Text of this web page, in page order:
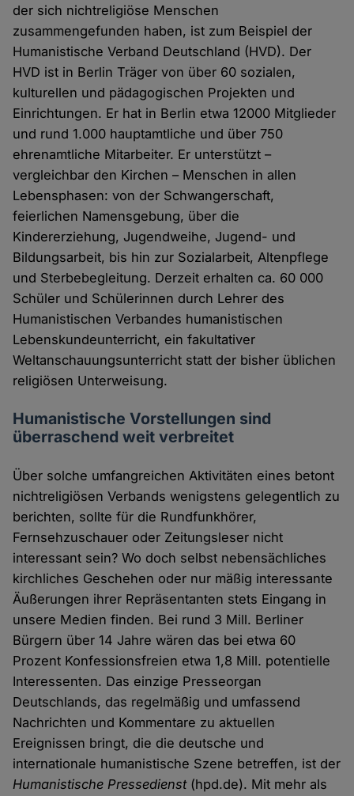
der sich nichtreligiöse Menschen
zusammengefunden haben, ist zum Beispiel der
Humanistische Verband Deutschland (HVD). Der
HVD ist in Berlin Träger von über 60 sozialen,
kulturellen und pädagogischen Projekten und
Einrichtungen. Er hat in Berlin etwa 12000 Mitglieder
und rund 1.000 hauptamtliche und über 750
ehrenamtliche Mitarbeiter. Er unterstützt –
vergleichbar den Kirchen – Menschen in allen
Lebensphasen: von der Schwangerschaft,
feierlichen Namensgebung, über die
Kindererziehung, Jugendweihe, Jugend- und
Bildungsarbeit, bis hin zur Sozialarbeit, Altenpflege
und Sterbebegleitung. Derzeit erhalten ca. 60 000
Schüler und Schülerinnen durch Lehrer des
Humanistischen Verbandes humanistischen
Lebenskundeunterricht, ein fakultativer
Weltanschauungsunterricht statt der bisher üblichen
religiösen Unterweisung.
Humanistische Vorstellungen sind
überraschend weit verbreitet
Über solche umfangreichen Aktivitäten eines betont
nichtreligiösen Verbands wenigstens gelegentlich zu
berichten, sollte für die Rundfunkhörer,
Fernsehzuschauer oder Zeitungsleser nicht
interessant sein? Wo doch selbst nebensächliches
kirchliches Geschehen oder nur mäßig interessante
Äußerungen ihrer Repräsentanten stets Eingang in
unsere Medien finden. Bei rund 3 Mill. Berliner
Bürgern über 14 Jahre wären das bei etwa 60
Prozent Konfessionsfreien etwa 1,8 Mill. potentielle
Interessenten. Das einzige Presseorgan
Deutschlands, das regelmäßig und umfassend
Nachrichten und Kommentare zu aktuellen
Ereignissen bringt, die die deutsche und
internationale humanistische Szene betreffen, ist der
Humanistische Pressedienst(hpd.de). Mit mehr als